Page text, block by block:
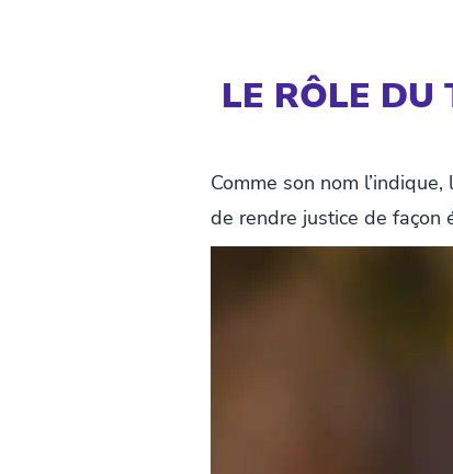
LE RÔLE DU
Comme son nom
de rendre justice de façon